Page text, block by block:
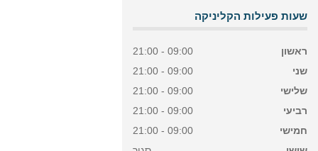
שעות פעילות הקליניקה
ראשון
09:00 - 21:00
שני
09:00 - 21:00
שלישי
09:00 - 21:00
רביעי
09:00 - 21:00
חמישי
09:00 - 21:00